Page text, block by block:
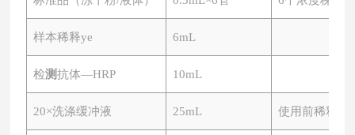
样本稀释ye 6mL
检测抗体—HRP 10mL
20×洗涤缓冲液 25mL 使用前稀释